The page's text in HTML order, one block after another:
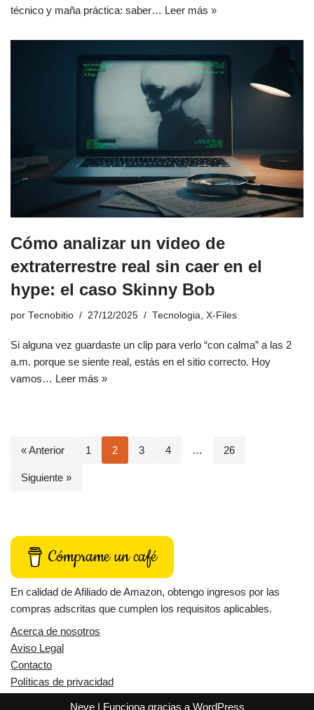
técnico y maña práctica: saber… Leer más »
Cómo analizar un video de
extraterrestre real sin caer en el
hype: el caso Skinny Bob
por Tecnobitio 27/12/2025 Tecnologia X-Files
Si alguna vez guardaste un clip para verlo “con calma” a las 2
a.m. porque se siente real, estás en el sitio correcto. Hoy
vamos… Leer más »
« Anterior 1 2 3 4 … 26
Siguiente »
Cómprame un café
En calidad de Afiliado de Amazon, obtengo ingresos por las
compras adscritas que cumplen los requisitos aplicables.
Acerca de nosotros
Aviso Legal
Contacto
Políticas de privacidad
Neve| Funciona gracias a WordPress